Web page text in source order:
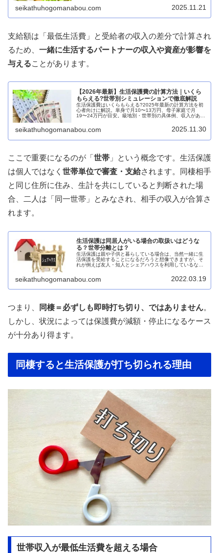
seikathuhogomanabou.com 2025.11.21
支給額は「最低生活費」と受給者の収入の差分で計算され
るため、 一緒に生活するパートナーの収入や資産が影響を
与えることがあります。
【2026年最新】生活保護費の計算方法｜いくら
もらえる?世帯別シミュレーションで徹底解説
生活保護費はいくらもらえる?2025年最新の計算方法を初
心者向けに解説。単身で月10〜13万円、母子家庭で月
19〜24万円が目安。級地別・世帯別の具体例、収入がある
seikathuhogomanabou.com 2025.11.30
ここで重要になるのが「 世帯 」という概念です。生活保護
は個人ではなく 世帯単位で審査・支給されます。同棲相手
と同じ住所に住み、生計を共にしていると判断された場
合、二人は「同一世帯」とみなされ、相手の収入が合算さ
れます。
生活保護は同居人がいる場合の取扱いはどうな
る？世帯分離とは？
生活保護は親や子供と暮らしている場合は、当然一緒に生
活保護を受給することになるだろうと想像できますが、そ
れが例えば友人・知人とシェアハウスを利用しているな
seikathuhogomanabou.com 2022.03.19
つまり、 同棲＝必ずしも即時打ち切り、ではありません。
しかし、状況によっては保護費が減額・停止になるケース
が十分あり得ます。
同棲すると生活保護が打ち切られる理由
世帯収入が最低生活費を超える場合